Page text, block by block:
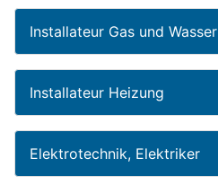
Installateur Gas und Wasser
Installateur Heizung
Elektrotechnik, Elektriker